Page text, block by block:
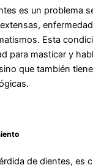
es un problema
Esta
para masticar y
que también
de dientes, es